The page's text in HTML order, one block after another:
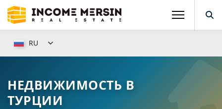
RU
НЕДВИЖИМОСТЬ В
ТУРЦИИ